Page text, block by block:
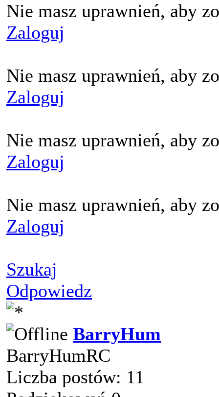
Nie masz uprawnień, aby
Zaloguj
Nie masz uprawnień, aby
Zaloguj
Nie masz uprawnień, aby
Zaloguj
Nie masz uprawnień, aby
Zaloguj
Szukaj
Odpowiedz
BarryHum
BarryHumRC
Liczba postów: 11